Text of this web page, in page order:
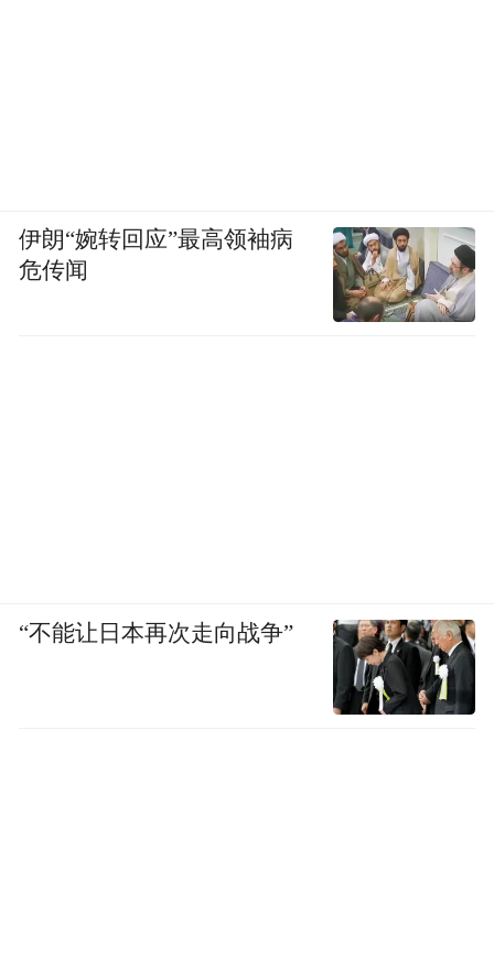
伊朗“婉转回应”最高领袖病
危传闻
“不能让日本再次走向战争”